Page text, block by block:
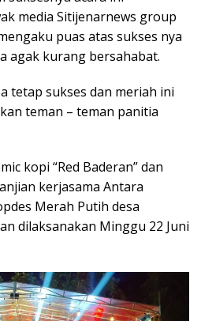
media Sitijenarnews group
puas atas sukses nya
agak kurang bersahabat.
tetap sukses dan meriah ini
teman – teman panitia
kopi “Red Baderan” dan
kerjasama Antara
Merah Putih desa
dilaksanakan Minggu 22 Juni